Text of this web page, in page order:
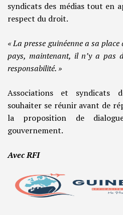
syndicats des médias tout en
respect du droit.
« La presse guinéenne a sa
pays, maintenant, il n’y a pas
responsabilité. »
Associations et syndicats
souhaiter se réunir avant de
la proposition de
gouvernement.
Avec RFI